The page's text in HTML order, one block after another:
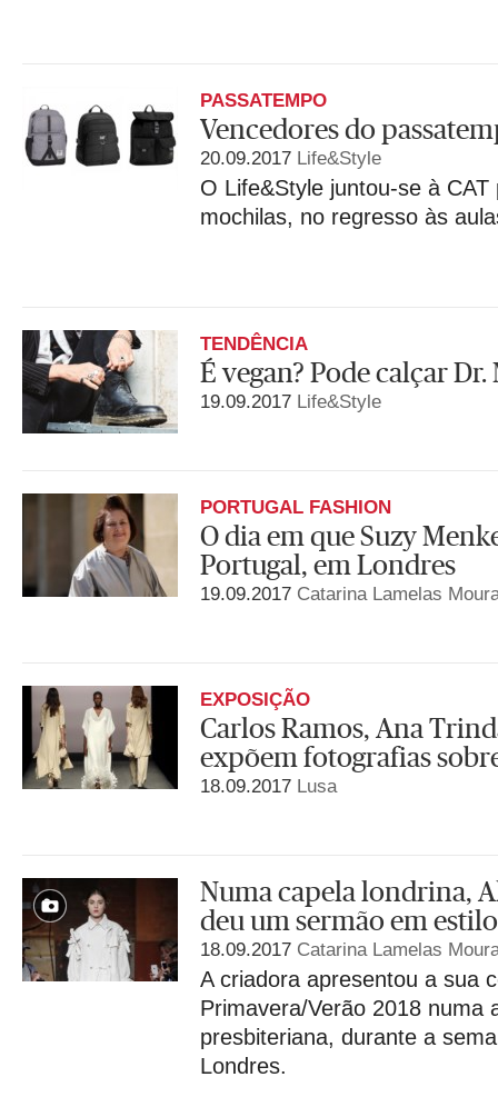
PASSATEMPO
Vencedores do
20.09.2017 Life&Style
O Life&Style juntou-se à
mochilas, no regresso às
TENDÊNCIA
É vegan? Pode calçar
19.09.2017 Life&Style
PORTUGAL FASHION
O dia em que Suzy
Portugal, em Londres
19.09.2017 Catarina Lamelas
EXPOSIÇÃO
Carlos Ramos, Ana
expõem fotografias
18.09.2017 Lusa
Numa capela londrina,
deu um sermão em estilo
18.09.2017 Catarina Lamelas
A criadora apresentou a sua
Primavera/Verão 2018 numa
presbiteriana, durante a
Londres.